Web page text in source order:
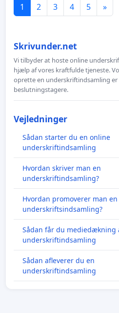
1 2 3 4 5 »
Skrivunder.net
Vi tilbyder at hoste online
hjælp af vores kraftfulde tjeneste.
oprette en underskriftindsamling
beslutningstagere.
Vejledninger
Sådan starter du en online
underskriftindsamling
Hvordan skriver man en
underskriftindsamling?
Hvordan promoverer man en
underskriftsindsamling?
Sådan får du mediedækning
underskriftindsamling
Sådan afleverer du en
underskriftindsamling